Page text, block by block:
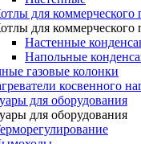
для коммерческого
для коммерческого
Настенные
Напольные
газовые колонки
косвенного
для оборудования
для оборудования